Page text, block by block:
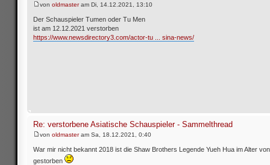
von oldmasteram Di, 14.12.2021, 13:10
Der Schauspieler Tumen oder Tu Men
ist am 12.12.2021 verstorben
https://www.newsdirectory3.com/actor-tu ... sina-news/
Re: verstorbene Asiatische Schauspieler - Sammelthread
von oldmasteram Sa, 18.12.2021, 0:40
War mir nicht bekannt 2018 ist die Shaw Brothers Legende Yueh Hua im Alter
gestorben